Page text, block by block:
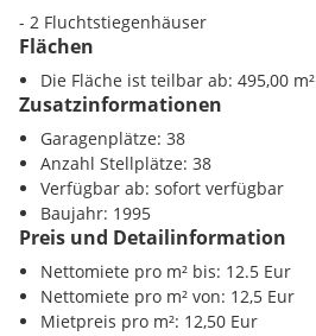
- 2 Fluchtstiegenhäuser
Flächen
Die Fläche ist teilbar ab: 495,00 m²
Zusatzinformationen
Garagenplätze: 38
Anzahl Stellplätze: 38
Verfügbar ab: sofort verfügbar
Baujahr: 1995
Preis und Detailinformation
Nettomiete pro m² bis: 12.5 Eur
Nettomiete pro m² von: 12,5 Eur
Mietpreis pro m²: 12,50 Eur